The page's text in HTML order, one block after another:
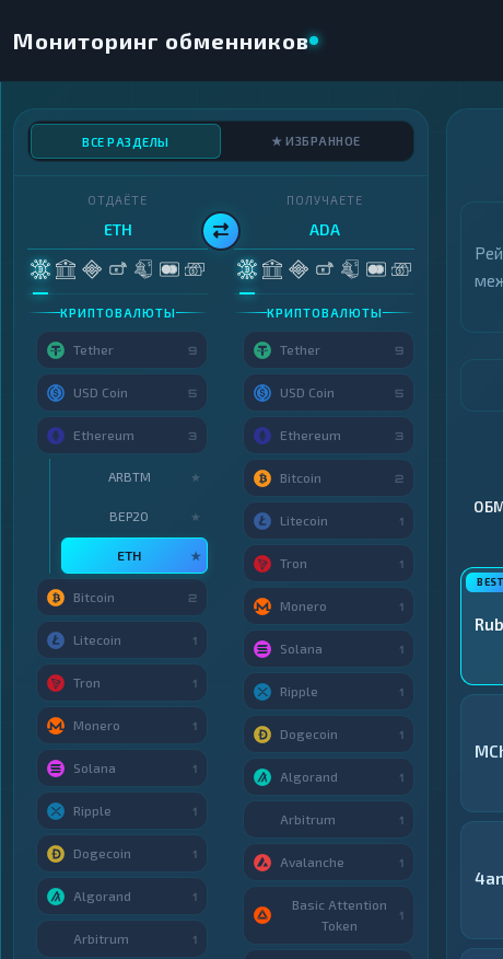
Мониторинг обменников
ВСЕ РАЗДЕЛЫ ★ ИЗБРАННОЕ
ОТДАЁТЕ
ETH
КРИПТОВАЛЮТЫ
Tether 9
USD Coin 5
Ethereum 3
ARBTM ★
BEP20 ★
ETH ★
Bitcoin 2
Litecoin 1
Tron 1
Monero 1
Solana 1
Ripple 1
Dogecoin 1
Algorand 1
Arbitrum 1
ПОЛУЧАЕТЕ
ADA
КРИПТОВАЛЮТЫ
Tether 9
USD Coin 5
Ethereum 3
Bitcoin 2
Litecoin 1
Tron 1
Monero 1
Solana 1
Ripple 1
Dogecoin 1
Algorand 1
Arbitrum 1
Avalanche 1
Basic Attention
Token
1